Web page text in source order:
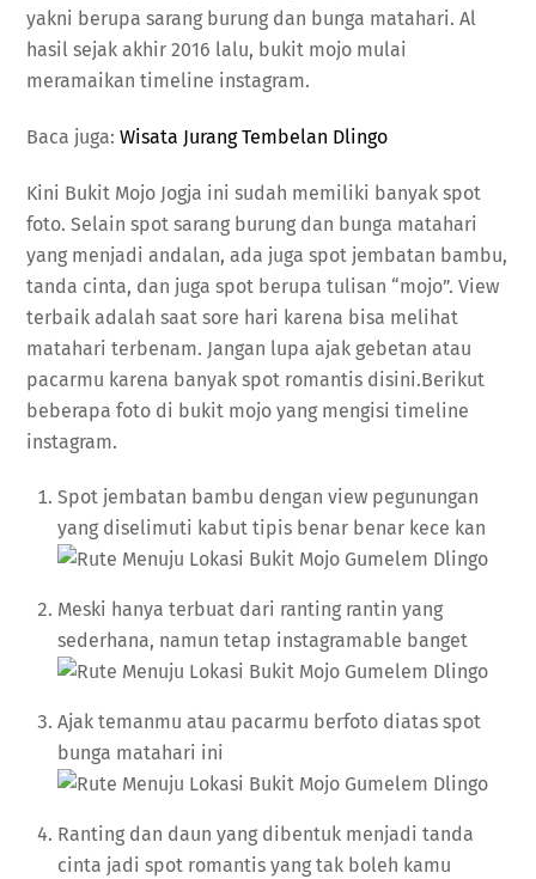
yakni berupa sarang burung dan bunga matahari. Al
hasil sejak akhir 2016 lalu, bukit mojo mulai
meramaikan timeline instagram.
Baca juga:Wisata Jurang Tembelan Dlingo
Kini Bukit Mojo Jogja ini sudah memiliki banyak spot
foto. Selain spot sarang burung dan bunga matahari
yang menjadi andalan, ada juga spot jembatan bambu,
tanda cinta, dan juga spot berupa tulisan “mojo”. View
terbaik adalah saat sore hari karena bisa melihat
matahari terbenam. Jangan lupa ajak gebetan atau
pacarmu karena banyak spot romantis disini.Berikut
beberapa foto di bukit mojo yang mengisi timeline
instagram.
Spot jembatan bambu dengan view pegunungan
yang diselimuti kabut tipis benar benar kece kan
Meski hanya terbuat dari ranting rantin yang
sederhana, namun tetap instagramable banget
Ajak temanmu atau pacarmu berfoto diatas spot
bunga matahari ini
Ranting dan daun yang dibentuk menjadi tanda
cinta jadi spot romantis yang tak boleh kamu